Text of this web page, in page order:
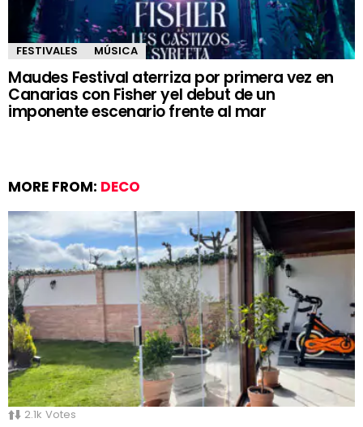
FESTIVALES MÚSICA
Maudes Festival aterriza por primera vez en
Canarias con Fisher yel debut de un
imponente escenario frente al mar
MORE FROM: DECO
2.1k Votes